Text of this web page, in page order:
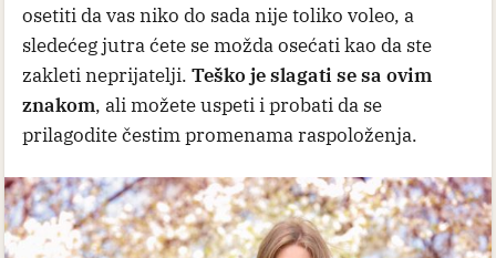
osetiti da vas niko do sada nije toliko voleo, a
sledećeg jutra ćete se možda osećati kao da ste
zakleti neprijatelji. Teško je slagati se sa ovim
znakom, ali možete uspeti i probati da se
prilagodite čestim promenama raspoloženja.